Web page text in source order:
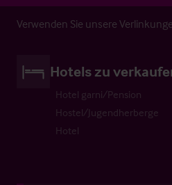
Verwenden Sie unsere
Hotels zu
Hotel garni/Pension
Hostel/Jugendherberge
Hotel